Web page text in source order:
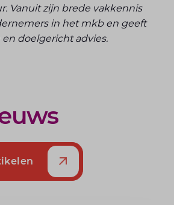
Vanuit zijn brede vakkennis
in het mkb en geeft
doelgericht advies.